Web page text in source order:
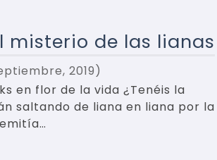
misterio de las lianas
2019
en flor de la vida ¿Tenéis la
saltando de liana en liana por la